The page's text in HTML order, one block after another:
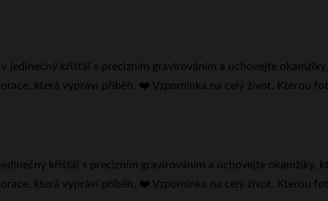
křišťál s precizním gravírováním a uchovejte okamžiky,
která vypráví příběh. ❤️ Vzpomínka na celý život. Kterou